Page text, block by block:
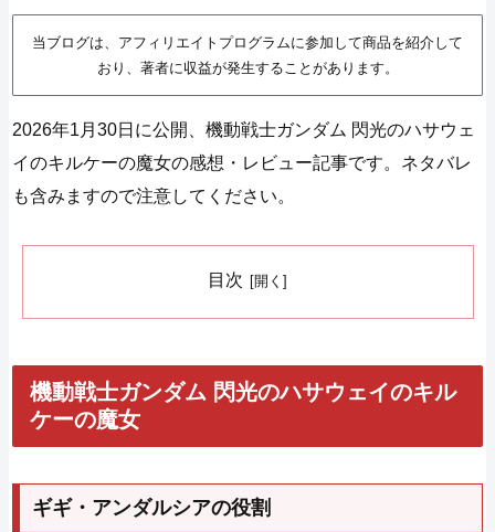
当ブログは、アフィリエイトプログラムに参加して商品を紹介して
おり、著者に収益が発生することがあります。
2026年1月30日に公開、機動戦士ガンダム 閃光のハサウェ
イのキルケーの魔女の感想・レビュー記事です。ネタバレ
も含みますので注意してください。
目次
機動戦士ガンダム 閃光のハサウェイのキル
ケーの魔女
ギギ・アンダルシアの役割